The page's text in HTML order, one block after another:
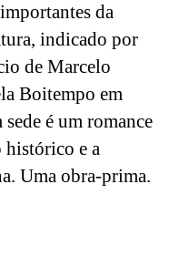
da
indicado por
de Marcelo
Boitempo em
é um romance
histórico e a
Uma obra-prima.